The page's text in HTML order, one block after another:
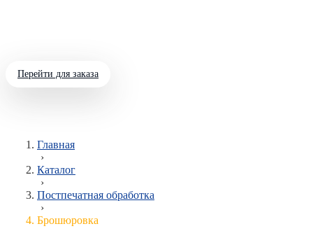
Перейти для заказа
Главная
›
Каталог
›
Постпечатная обработка
›
Брошюровка